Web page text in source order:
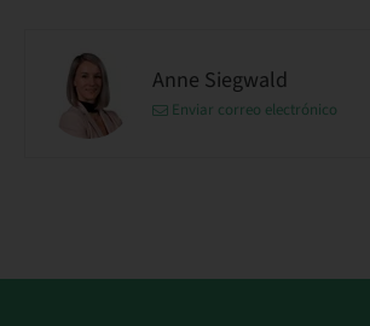
Anne Siegwald
Enviar correo electrónico